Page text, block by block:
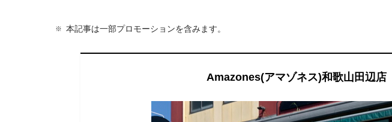
本記事は一部プロモーションを含みます。
Amazones(アマゾネス)和歌山田辺店